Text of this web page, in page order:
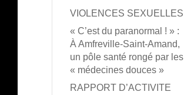
VIOLENCES SEXUELLES
« C’est du paranormal ! » :
À Amfreville-Saint-Amand,
un pôle santé rongé par les
« médecines douces »
RAPPORT D’ACTIVITE